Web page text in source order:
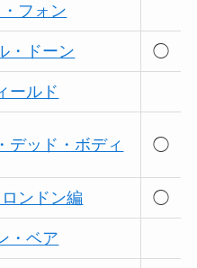
フォン
・ドーン ◯
ールド
デッド・ボディ ◯
ンドン編 ◯
・ベア